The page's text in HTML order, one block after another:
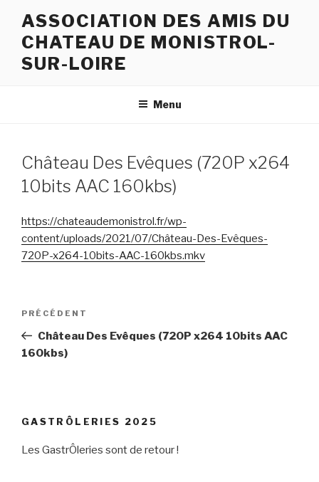
contenu
principal
ASSOCIATION DES AMIS DU
CHATEAU DE MONISTROL-
SUR-LOIRE
Menu
Château Des Evêques (720P x264
10bits AAC 160kbs)
https://chateaudemonistrol.fr/wp-
content/uploads/2021/07/Château-Des-Evêques-
720P-x264-10bits-AAC-160kbs.mkv
Navigation
l’article
Article
précédent
PRÉCÉDENT
Château Des Evêques (720P x264 10bits AAC
160kbs)
GASTRÔLERIES 2025
Les GastrÔleries sont de retour !